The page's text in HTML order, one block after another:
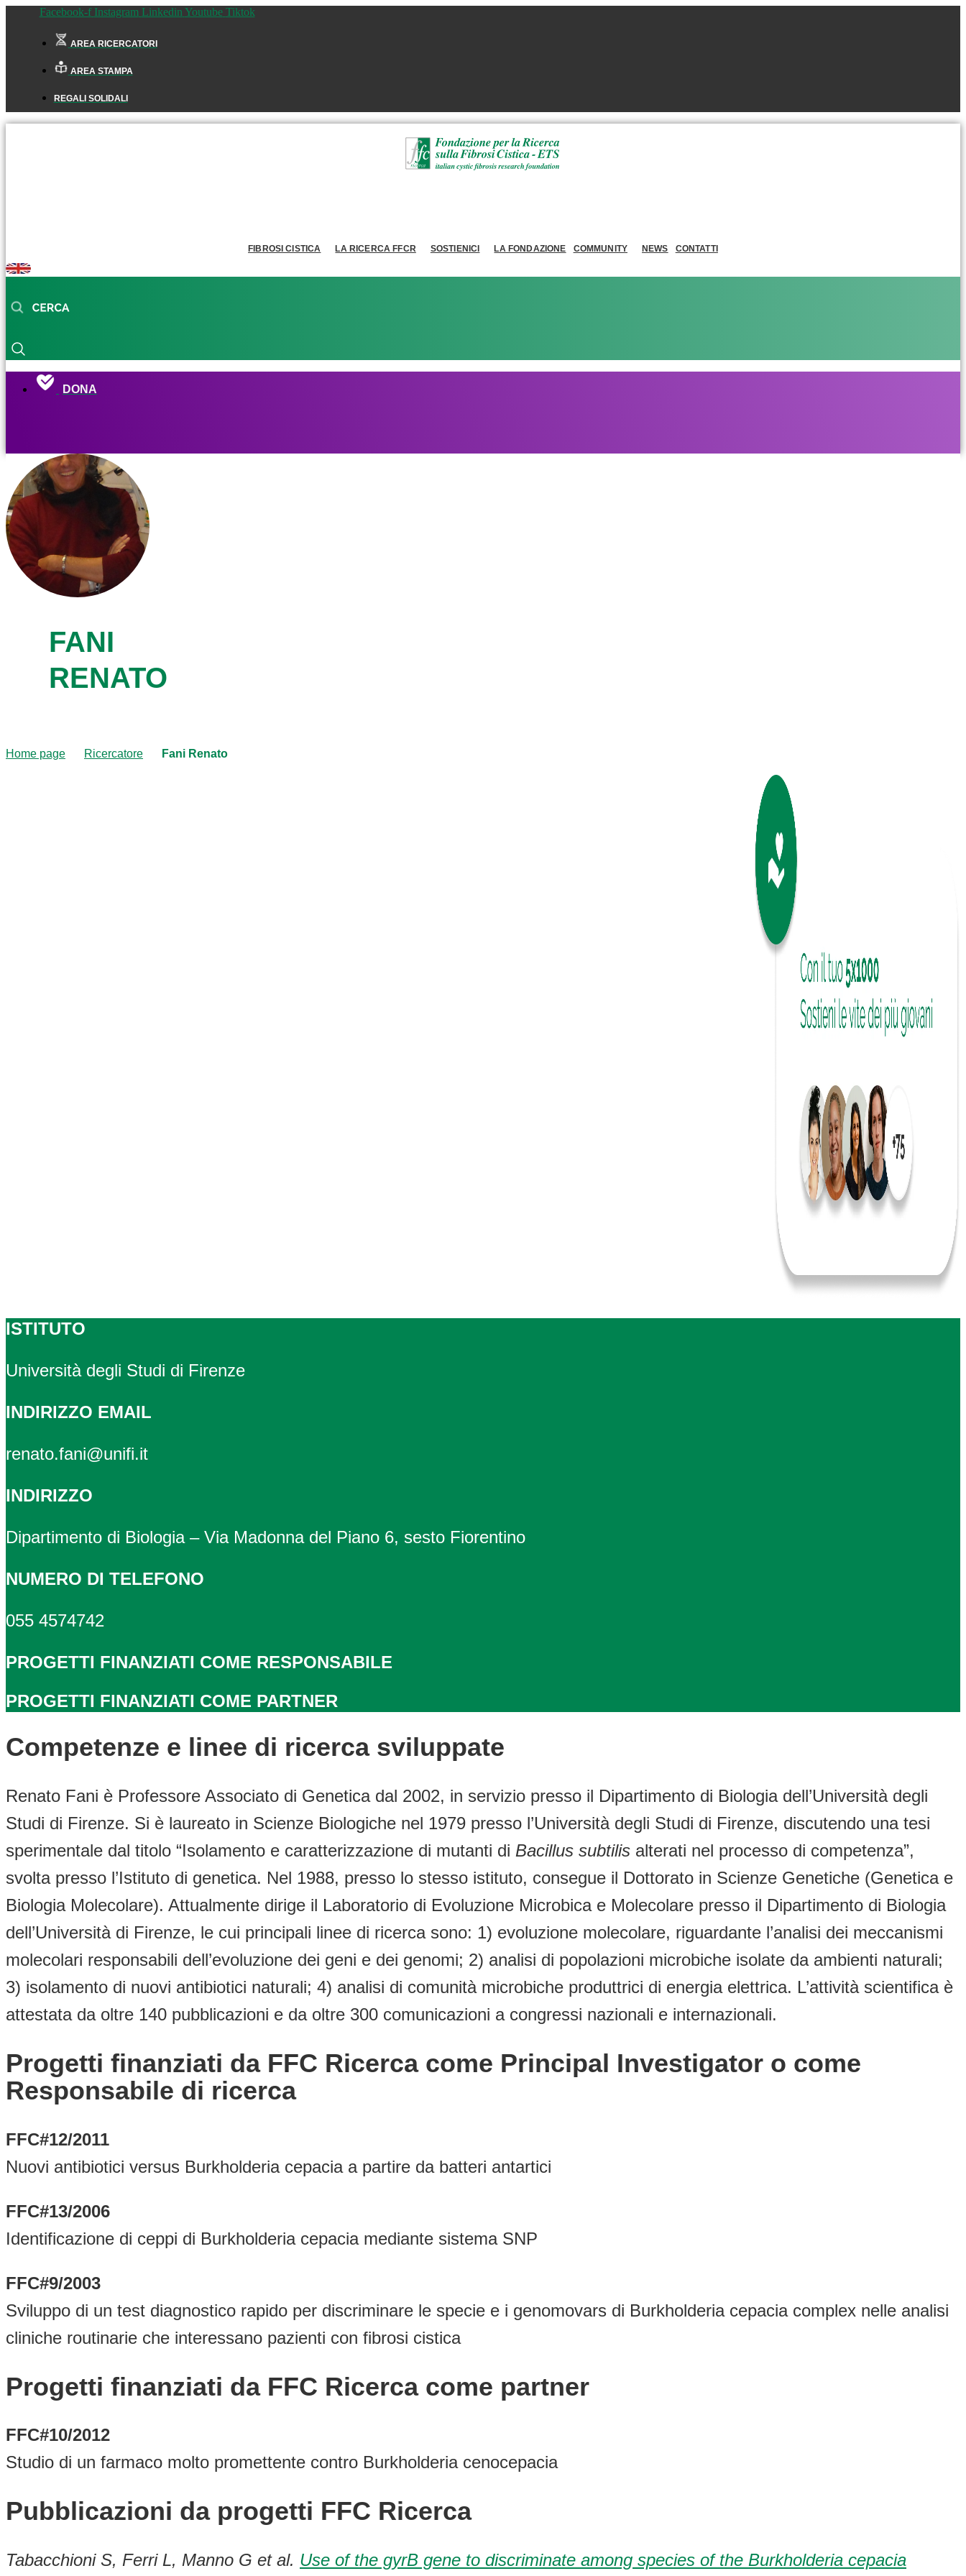
Facebook-f Instagram Linkedin Youtube Tiktok
AREA RICERCATORI
AREA STAMPA
REGALI SOLIDALI
FIBROSI CISTICA LA RICERCA FFCR SOSTIENICI LA FONDAZIONE COMMUNITY NEWS CONTATTI
DONA
FANI
RENATO
Home page Ricercatore Fani Renato
ISTITUTO
Università degli Studi di Firenze
INDIRIZZO EMAIL
renato.fani@unifi.it
INDIRIZZO
Dipartimento di Biologia – Via Madonna del Piano 6, sesto Fiorentino
NUMERO DI TELEFONO
055 4574742
PROGETTI FINANZIATI COME RESPONSABILE
PROGETTI FINANZIATI COME PARTNER
Competenze e linee di ricerca sviluppate
Renato Fani è Professore Associato di Genetica dal 2002, in servizio presso il Dipartimento di Biologia dell’Università degli
Studi di Firenze. Si è laureato in Scienze Biologiche nel 1979 presso l’Università degli Studi di Firenze, discutendo una tesi
sperimentale dal titolo “Isolamento e caratterizzazione di mutanti di Bacillus subtilis alterati nel processo di competenza”,
svolta presso l’Istituto di genetica. Nel 1988, presso lo stesso istituto, consegue il Dottorato in Scienze Genetiche (Genetica e
Biologia Molecolare). Attualmente dirige il Laboratorio di Evoluzione Microbica e Molecolare presso il Dipartimento di Biologia
dell’Università di Firenze, le cui principali linee di ricerca sono: 1) evoluzione molecolare, riguardante l’analisi dei meccanismi
molecolari responsabili dell’evoluzione dei geni e dei genomi; 2) analisi di popolazioni microbiche isolate da ambienti naturali;
3) isolamento di nuovi antibiotici naturali; 4) analisi di comunità microbiche produttrici di energia elettrica. L’attività scientifica è
attestata da oltre 140 pubblicazioni e da oltre 300 comunicazioni a congressi nazionali e internazionali.
Progetti finanziati da FFC Ricerca come Principal Investigator o come
Responsabile di ricerca
FFC#12/2011
Nuovi antibiotici versus Burkholderia cepacia a partire da batteri antartici
FFC#13/2006
Identificazione di ceppi di Burkholderia cepacia mediante sistema SNP
FFC#9/2003
Sviluppo di un test diagnostico rapido per discriminare le specie e i genomovars di Burkholderia cepacia complex nelle analisi
cliniche routinarie che interessano pazienti con fibrosi cistica
Progetti finanziati da FFC Ricerca come partner
FFC#10/2012
Studio di un farmaco molto promettente contro Burkholderia cenocepacia
Pubblicazioni da progetti FFC Ricerca
Tabacchioni S, Ferri L, Manno G et al. Use of the gyrB gene to discriminate among species of the Burkholderia cepacia